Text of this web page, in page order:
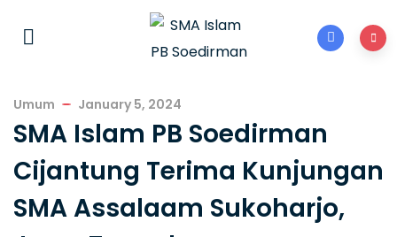
Umum January 5, 2024
SMA Islam PB Soedirman
Cijantung Terima Kunjungan
SMA Assalaam Sukoharjo,